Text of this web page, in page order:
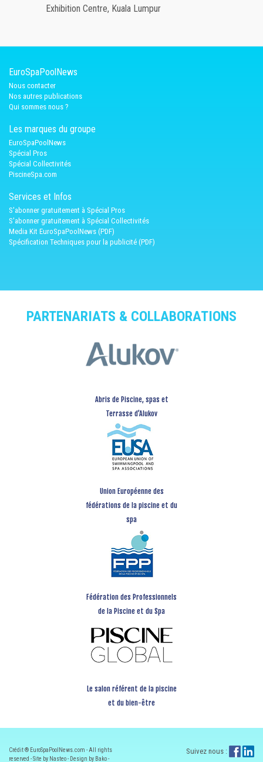
Exhibition Centre, Kuala Lumpur
EuroSpaPoolNews
Nous contacter
Nos autres publications
Qui sommes nous ?
Les marques du groupe
EuroSpaPoolNews
Spécial Pros
Spécial Collectivités
PiscineSpa.com
Services et Infos
S'abonner gratuitement à Spécial Pros
S'abonner gratuitement à Spécial Collectivités
Media Kit EuroSpaPoolNews (PDF)
Spécification Techniques pour la publicité (PDF)
PARTENARIATS & COLLABORATIONS
Abris de Piscine, spas et
Terrasse d’Alukov
Union Européenne des
fédérations de la piscine et du
spa
Fédération des Professionnels
de la Piscine et du Spa
Le salon référent de la piscine
et du bien-être
Crédit ® EuroSpaPoolNews.com - All rights
reserved - Site by Nasteo - Design by Bako -
Suivez nous :